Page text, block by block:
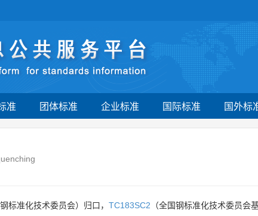
准 团体标准 企业标准 国际标准 国外标
钢标准化技术委员会）归口， TC183SC2 （全国钢标准化技术委员会